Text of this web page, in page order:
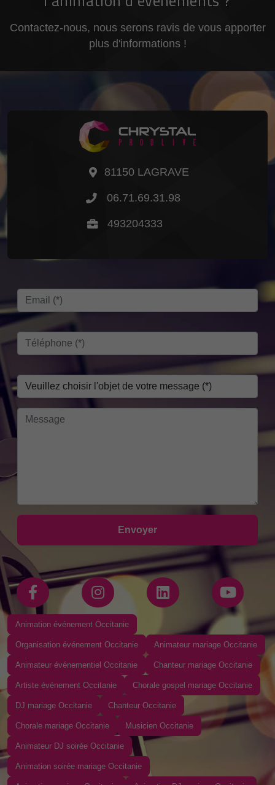
Contactez-nous, nous serons ravis de vous apporter
plus d'informations !
81150 LAGRAVE
06.71.69.31.98
493204333
Envoyer
Animation événement Occitanie
Organisation événement Occitanie Animateur mariage Occitanie
Animateur événementiel Occitanie Chanteur mariage Occitanie
Artiste événement Occitanie Chorale gospel mariage Occitanie
DJ mariage Occitanie Chanteur Occitanie
Chorale mariage Occitanie Musicien Occitanie
Animateur DJ soirée Occitanie
Animation soirée mariage Occitanie